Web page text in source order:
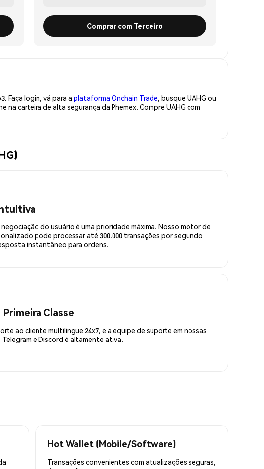
Comprar com Terceiro
Faça login, vá para a plataforma Onchain Trade, busque UAHG ou
carteira de alta segurança da Phemex. Compre UAHG com
do usuário é uma prioridade máxima. Nosso motor de
pode processar até 300.000 transações por segundo
instantâneo para ordens.
Classe
ao cliente multilingue 24x7, e a equipe de suporte em nossas
e Discord é altamente ativa.
Hot Wallet (Mobile/Software)
Transações convenientes com atualizações seguras,